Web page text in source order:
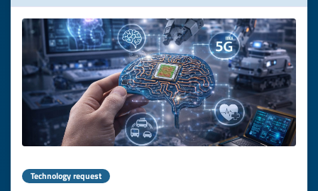
Technology request